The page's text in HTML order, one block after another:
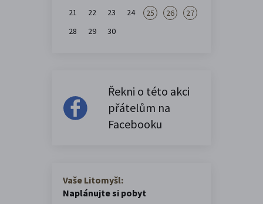
21
22 23 24 25 26
27
28
29 30
Řekni o této akci
přátelům na
Facebooku
Vaše Litomyšl:
Naplánujte si pobyt